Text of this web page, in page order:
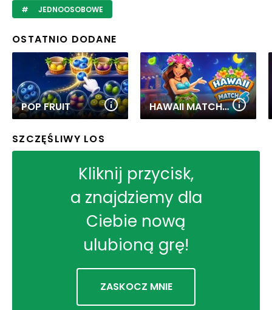
JEDNOOSOBOWE
OSTATNIO DODANE
POP FRUIT HAWAII MATCH 6
SZCZĘŚLIWY LOS
Kliknij przycisk,
a znajdziemy dla
Ciebie nową
ulubioną grę!
ZASKOCZ MNIE